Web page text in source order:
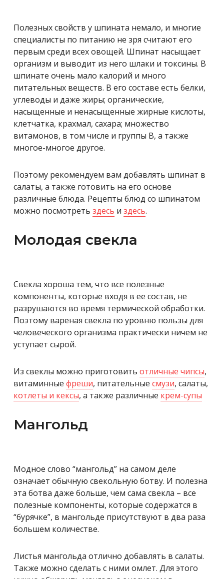
Полезных свойств у шпината немало, и многие
специалисты по питанию не зря считают его
первым среди всех овощей. Шпинат насыщает
организм и выводит из него шлаки и токсины. В
шпинате очень мало калорий и много
питательных веществ. В его составе есть белки,
углеводы и даже жиры; органические,
насыщенные и ненасыщенные жирные кислоты,
клетчатка, крахмал, сахара; множество
витамонов, в том числе и группы В, а также
многое-многое другое.
Поэтому рекомендуем вам добавлять шпинат в
салаты, а также готовить на его основе
различные блюда. Рецепты блюд со шпинатом
можно посмотреть здесь и здесь.
Молодая свекла
Cвекла хороша тем, что все полезные
компоненты, которые входя в ее состав, не
разрушаются во время термической обработки.
Поэтому вареная свекла по уровню пользы для
человеческого организма практически ничем не
уступает сырой.
Из свеклы можно приготовить отличные чипсы,
витаминные фреши, питательные смузи, салаты,
котлеты и кексы, а также различные крем-супы
Мангольд
Модное слово “мангольд” на самом деле
означает обычную свекольную ботву. И полезна
эта ботва даже больше, чем сама свекла – все
полезные компоненты, которые содержатся в
“бурячке”, в мангольде присутствуют в два раза
большем количестве.
Листья мангольда отлично добавлять в салаты.
Также можно сделать с ними омлет. Для этого